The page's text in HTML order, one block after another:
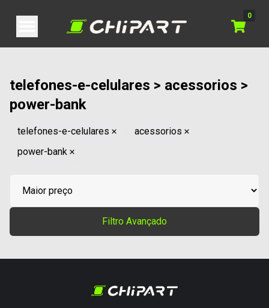
0
telefones-e-celulares > acessorios >
power-bank
telefones-e-celulares
acessorios
power-bank
Filtro Avançado